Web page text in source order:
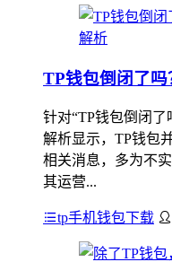
TP钱包倒闭了
针对“TP钱包倒闭了
解析显示，TP钱包
相关消息，多为不
其运营...
tp手机钱包下载